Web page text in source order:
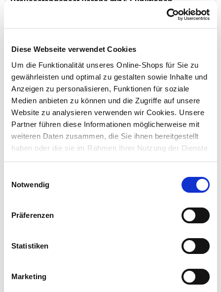
Diese Webseite verwendet Cookies
Um die Funktionalität unseres Online-Shops für Sie zu
gewährleisten und optimal zu gestalten sowie Inhalte und
Anzeigen zu personalisieren, Funktionen für soziale
Medien anbieten zu können und die Zugriffe auf unsere
Website zu analysieren verwenden wir Cookies. Unsere
Partner führen diese Informationen möglicherweise mit
weiteren Daten zusammen, die Sie ihnen bereitgestellt
haben oder die sie im Rahmen Ihrer Nutzung der Dienste
gesammelt haben.
Notwendig
Präferenzen
Statistiken
Marketing
Brausestangenset Verona mit 5 Funktionen
Preis reduziert von
UVP 24,95 €auf
Menge
Preis reduziert von
UVP 14,95 €auf